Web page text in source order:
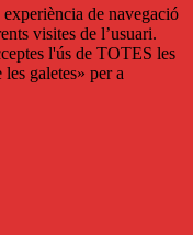
de navegació
visites de l’usuari.
l'ús de TOTES les
galetes» per a